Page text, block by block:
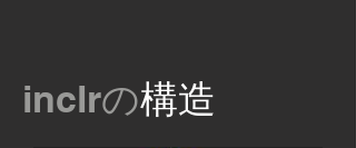
inclrの構造